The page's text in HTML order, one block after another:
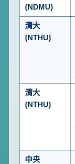
(NDMU)
清大
(NTHU)
清大
(NTHU)
中央